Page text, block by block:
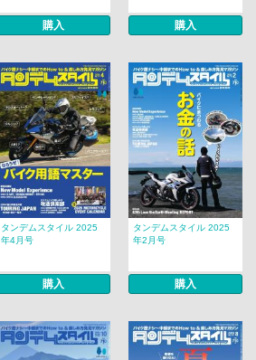
購入 購入
タンデムスタイル 2025
年4月号
購入
タンデムスタイル 2025
年2月号
購入